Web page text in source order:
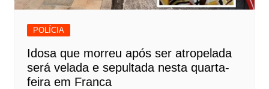
POLÍCIA
Idosa que morreu após ser atropelada
será velada e sepultada nesta quarta-
feira em Franca